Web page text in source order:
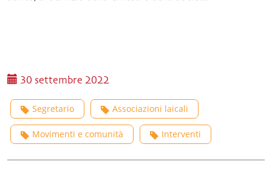
30 settembre 2022
Segretario Associazioni laicali
Movimenti e comunità Interventi